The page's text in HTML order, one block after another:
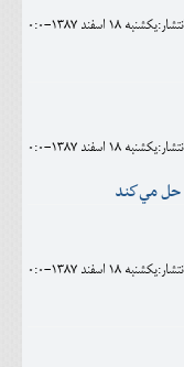
انتشار:يکشنبه 18 اسفند 1387-0:0
انتشار:يکشنبه 18 اسفند 1387-0:0
حل مي‌كند
انتشار:يکشنبه 18 اسفند 1387-0:0